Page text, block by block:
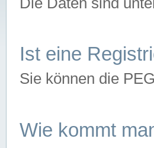
Ist eine
Sie können die
Wie kommt